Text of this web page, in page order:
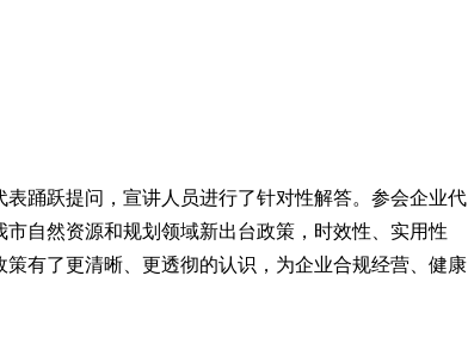
踊跃提问，宣讲人员进行了针对性解答。参会企业代
自然资源和规划领域新出台政策，时效性、实用性
有了更清晰、更透彻的认识，为企业合规经营、健康